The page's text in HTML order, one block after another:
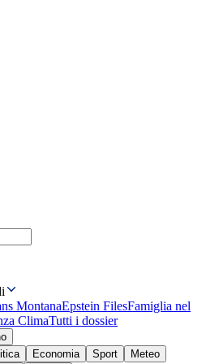
MontanaEpstein FilesFamiglia nel
ClimaTutti i dossier
Economia Sport
Meteo